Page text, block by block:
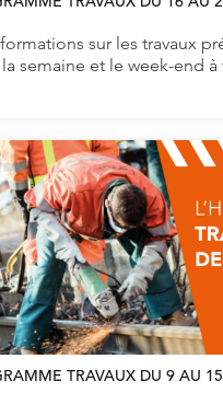
sur les travaux
semaine et le week-end à
TRAVAUX DU 9 AU